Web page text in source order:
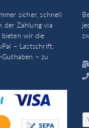
sicher, schnell
der Zahlung via
wir die
– Lastschrift,
– zu
N
a